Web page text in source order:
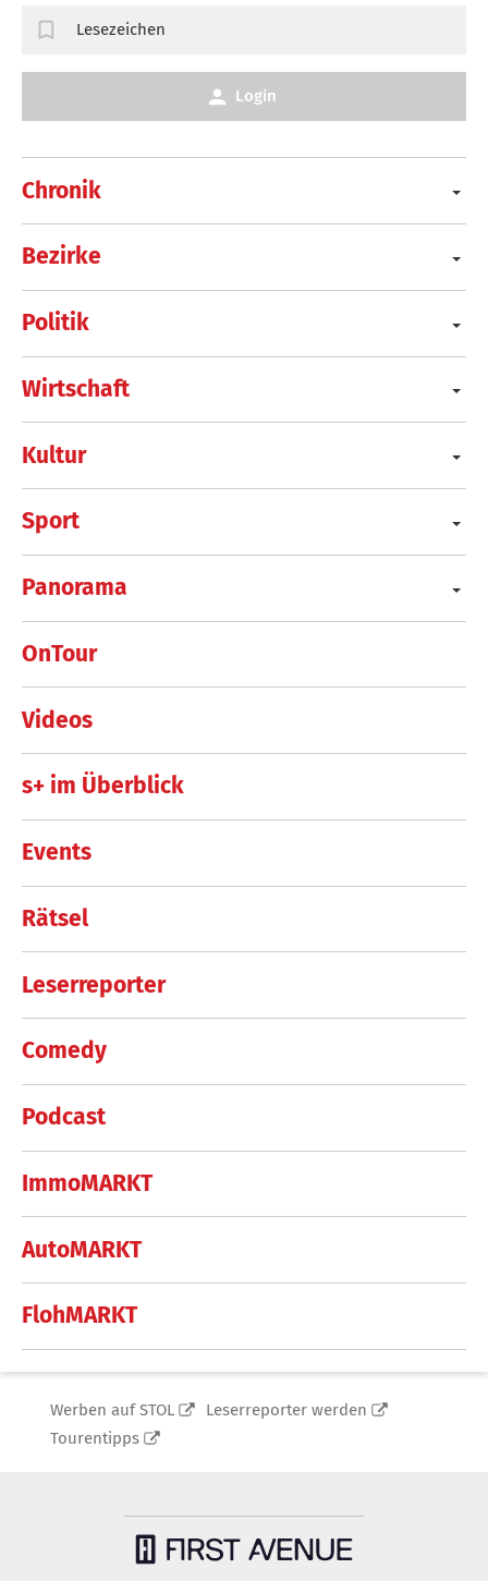
Chronik
Bezirke
Politik
Wirtschaft
Kultur
Sport
Panorama
OnTour
Videos
s+ im Überblick
Events
Rätsel
Leserreporter
Comedy
Podcast
ImmoMARKT
AutoMARKT
FlohMARKT
Lesezeichen
Login
Werben auf STOL
Leserreporter werden
Tourentipps